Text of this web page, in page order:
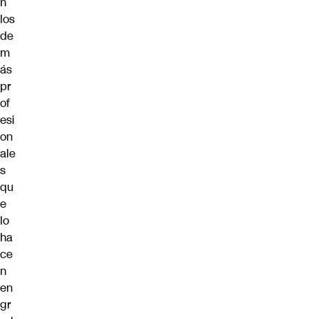
los
de
m
ás
pr
of
esi
on
ale
s
qu
e
lo
ha
ce
n
en
gr